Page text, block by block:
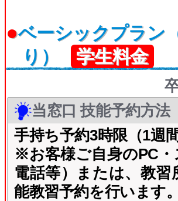
●ベーシックプラン
り）
学生料金
当窓口 技能予約方法
手持ち予約3時限（1週
※お客様ご自身のPC
電話等）または、教
能教習予約を行います。